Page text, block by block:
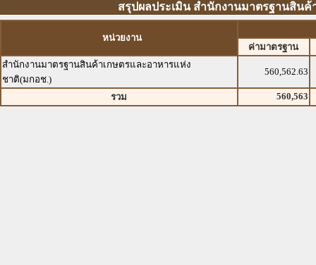
สรุปผลประเมิน สำนักงานมาตรฐานสินค้
หน่วยงาน
ค่ามาตรฐาน
สำนักงานมาตรฐานสินค้าเกษตรและอาหารแห่ง
ชาติ(มกอช.)
560,562.63
รวม 560,563